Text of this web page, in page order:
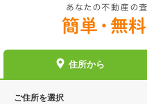
住所から
ご住所を選択